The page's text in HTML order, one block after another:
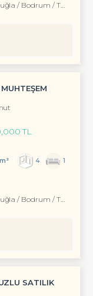
/ Bodrum / Turgutreis
TL
4
1
/ Bodrum / Turgutreis
SATILIK